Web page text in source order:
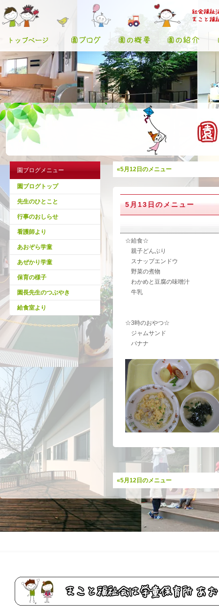
園ブログメニュー
園ブログトップ
先生のひとこと
行事のおしらせ
看護師より
あおぞら学童
あぜかり学童
保育の様子
園長先生のつぶやき
給食室より
«5月12日のメニュー
5月13日のメニュー
☆給食☆
親子どんぶり
スナップエンドウ
野菜の煮物
わかめと豆腐の味噌汁
牛乳
☆3時のおやつ☆
ジャムサンド
バナナ
«5月12日のメニュー